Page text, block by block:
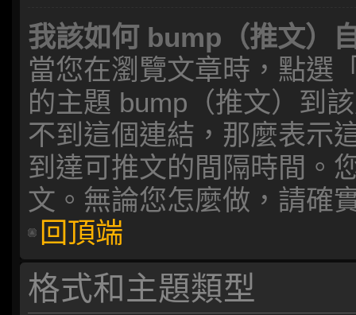
我該如何 bump（推文）
當您在瀏覽文章時，點選
的主題 bump（推文）到
不到這個連結，那麼表示
到達可推文的間隔時間。
文。無論您怎麼做，請確
回頂端
格式和主題類型